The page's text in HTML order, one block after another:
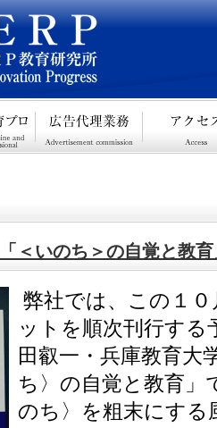
＜いのち＞の自覚と教
弊社では、この１
ットを順次刊行する
田叡一・兵庫教育大
ち〉の自覚と教育」
のち〉を粗末にする